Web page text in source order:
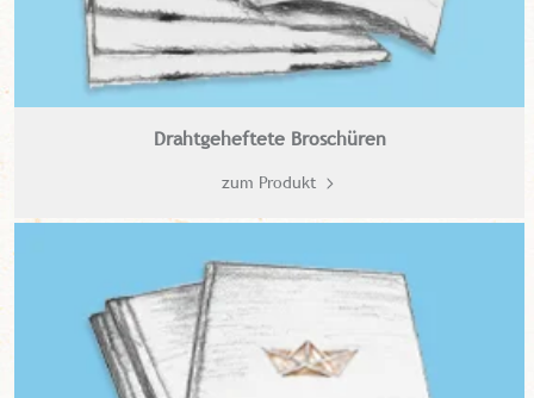
Drahtgeheftete Broschüren
zum Produkt